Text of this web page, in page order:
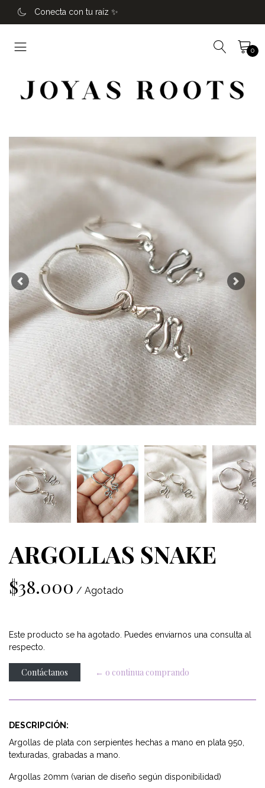
Conecta con tu raíz ✨️
0
Previous Next
ARGOLLAS SNAKE
$38.000 / Agotado
Este producto se ha agotado. Puedes enviarnos una consulta al
respecto.
Contáctanos ← o continua comprando
DESCRIPCIÓN:
Argollas de plata con serpientes hechas a mano en plata 950,
texturadas, grabadas a mano.
Argollas 20mm (varian de diseño según disponibilidad)